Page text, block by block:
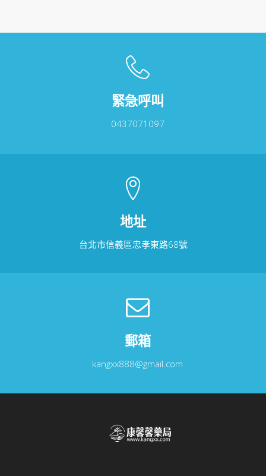
緊急呼叫
0437071097
地址
台北市信義區忠孝東路68號
郵箱
kangxx888@gmail.com